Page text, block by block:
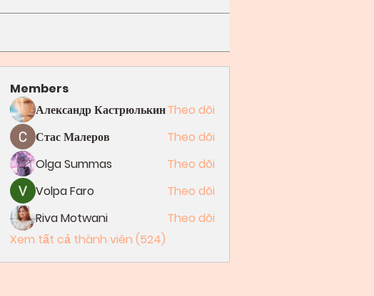
Members
Александр КастрюлькинTheo dõi
Стас Малеров
Theo dõi
Olga Summas
Theo dõi
Volpa Faro
Theo dõi
Riva Motwani
Theo dõi
Xem tất cả thành viên (524)